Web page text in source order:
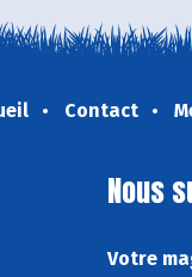
Contact
Nous
Votre